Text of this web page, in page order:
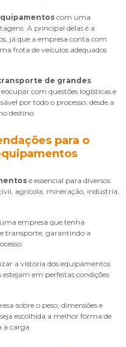
com uma
A principal delas é a
já que a empresa conta com
frota de veículos adequados
de grandes
com questões logísticas e
por todo o processo, desde a
destino.
para o
é essencial para diversos
agrícola, mineração, indústria,
empresa que tenha
transporte, garantindo a
a vistoria dos equipamentos
em perfeitas condições
sobre o peso, dimensões e
escolhida a melhor forma de
a carga.